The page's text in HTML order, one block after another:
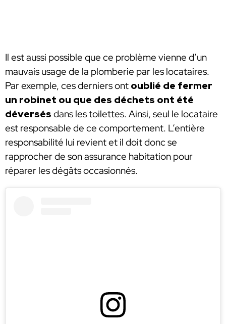
Il est aussi possible que ce problème vienne d’un
mauvais usage de la plomberie par les locataires.
Par exemple, ces derniers ont oublié de fermer
un robinet ou que des déchets ont été
déversés dans les toilettes. Ainsi, seul le locataire
est responsable de ce comportement. L’entière
responsabilité lui revient et il doit donc se
rapprocher de son assurance habitation pour
réparer les dégâts occasionnés.